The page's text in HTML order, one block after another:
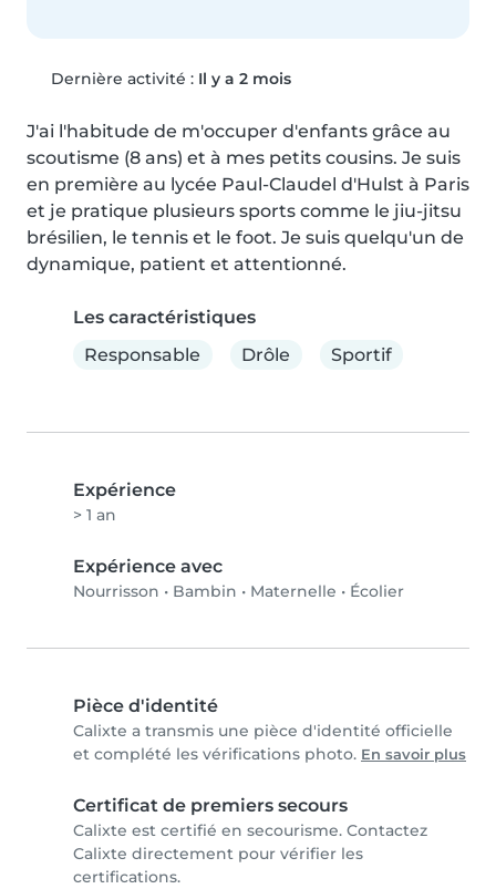
Dernière activité : Il y a 2 mois
J'ai l'habitude de m'occuper d'enfants grâce au
scoutisme (8 ans) et à mes petits cousins. Je suis
en première au lycée Paul-Claudel d'Hulst à Paris
et je pratique plusieurs sports comme le jiu-jitsu
brésilien, le tennis et le foot. Je suis quelqu'un de
dynamique, patient et attentionné.
Les caractéristiques
Responsable
Drôle Sportif
Expérience
> 1 an
Expérience avec
Nourrisson • Bambin • Maternelle • Écolier
Pièce d'identité
Calixte a transmis une pièce d'identité officielle
et complété les vérifications photo. En savoir plus
Certificat de premiers secours
Calixte est certifié en secourisme. Contactez
Calixte directement pour vérifier les
certifications.